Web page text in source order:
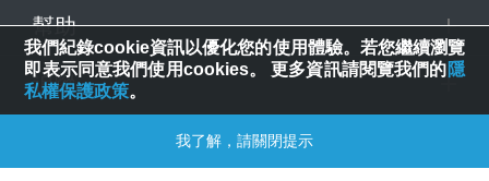
幫助
追蹤
© 2025 Spring House Entertainment Tech. Inc. All Rights Reserved.
我們紀錄cookie資訊以優化您的使用體驗。若您繼續瀏覽
即表示同意我們使用cookies。 更多資訊請閱覽我們的隱
私權保護政策。
我了解，請關閉提示